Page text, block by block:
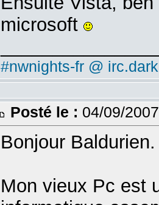
microsoft
#nwnights-fr @
Posté le : 04/09/
Bonjour Baldurien.
Mon vieux Pc est